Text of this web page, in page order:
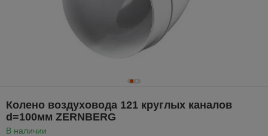
Колено воздуховода 121 круглых каналов
d=100мм ZERNBERG
В наличии